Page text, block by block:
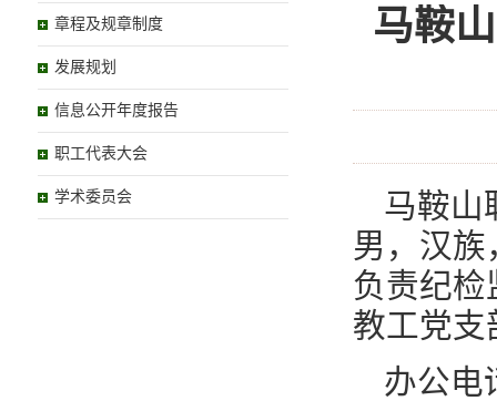
章程及规章制度
发展规划
信息公开年度报告
职工代表大会
学术委员会
马鞍
马鞍山
男，汉族
负责纪检
教工党支
办公电